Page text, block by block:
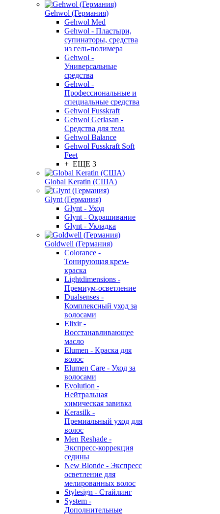
Gehwol (Германия)
Gehwol Med
Gehwol - Пластыри,
супинаторы, средства
из гель-полимера
Gehwol -
Универсальные
средства
Gehwol -
Профессиональные и
специальные средства
Gehwol Fusskraft
Gehwol Gerlasan -
Средства для тела
Gehwol Balance
Gehwol Fusskraft Soft
Feet
+ ЕЩЕ 3
Global Keratin (США)
Glynt (Германия)
Glynt - Уход
Glynt - Окрашивание
Glynt - Укладка
Goldwell (Германия)
Colorance -
Тонирующая крем-
краска
Lightdimensions -
Премиум-осветление
Dualsenses -
Комплексный уход за
волосами
Elixir -
Восстанавливающее
масло
Elumen - Краска для
волос
Elumen Care - Уход за
волосами
Evolution -
Нейтральная
химическая завивка
Kerasilk -
Премиальный уход для
волос
Men Reshade -
Экспресс-коррекция
седины
New Blonde - Экспресс
осветление для
мелированных волос
Stylesign - Стайлинг
System -
Дополнительные